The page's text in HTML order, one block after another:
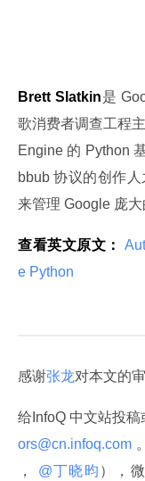
Brett Slatkin是
歌消费者调查工程
Engine 的 Python
bbub 协议的创作
来管理 Google 庞大
查看英文原文：
e Python
感谢张龙对本文的审
给InfoQ 中文站投
ors@cn.infoq.com
，
@丁晓昀 ），